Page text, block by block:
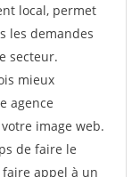
local, permet
les demandes
secteur.
mieux
agence
image web.
de faire le
appel à un